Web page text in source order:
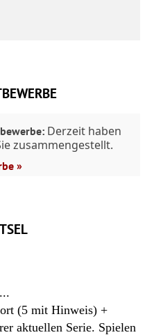
Derzeit haben
zusammengestellt.
»
(5 mit Hinweis) +
aktuellen Serie. Spielen